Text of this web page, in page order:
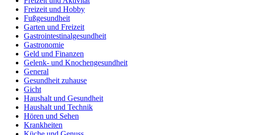
Freizeit und Hobby
Fußgesundheit
Garten und Freizeit
Gastrointestinalgesundheit
Gastronomie
Geld und Finanzen
Gelenk- und Knochengesundheit
General
Gesundheit zuhause
Gicht
Haushalt und Gesundheit
Haushalt und Technik
Hören und Sehen
Krankheiten